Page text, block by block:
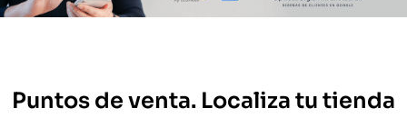
Puntos de venta. Localiza tu tienda